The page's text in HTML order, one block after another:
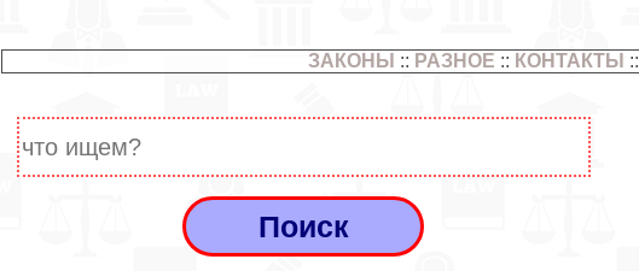
ЗАКОНЫ :: РАЗНОЕ :: КОНТАКТЫ ::